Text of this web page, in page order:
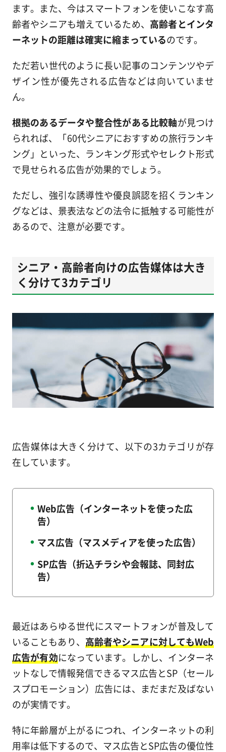
ます。また、今はスマートフォンを使いこなす高
齢者やシニアも増えているため、 高齢者とインタ
ーネットの距離は確実に縮まっているのです。
ただ若い世代のように長い記事のコンテンツやデ
ザイン性が優先される広告などは向いていませ
ん。
根拠のあるデータや整合性がある比較軸が見つけ
られれば、「60代シニアにおすすめの旅行ランキ
ング」といった、ランキング形式やセレクト形式
で見せられる広告が効果的でしょう。
ただし、強引な誘導性や優良誤認を招くランキン
グなどは、景表法などの法令に抵触する可能性が
あるので、注意が必要です。
シニア・高齢者向けの広告媒体は大き
く分けて3カテゴリ
広告媒体は大きく分けて、以下の3カテゴリが存
在しています。
Web広告（インターネットを使った広
告）
マス広告（マスメディアを使った広告）
SP広告（折込チラシや会報誌、同封広
告）
最近はあらゆる世代にスマートフォンが普及して
いることもあり、 高齢者やシニアに対してもWeb
広告が有効になっています。しかし、インターネ
ットなしで情報発信できるマス広告とSP（セール
スプロモーション）広告には、まだまだ及ばない
のが実情です。
特に年齢層が上がるにつれ、インターネットの利
用率は低下するので、マス広告とSP広告の優位性